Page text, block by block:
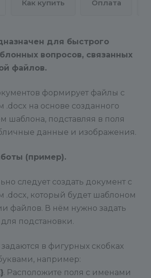
веб-сервер и
настроек через phpinfo -
Наши решения
сайтов/порталов с кодировкой
с версиями битрикса от 23.300.
по почте:
support/
93 Санкт-Петербург
на сайте разработчика
Как купить Оплата
для быстрого
вопросов, связанных
файлов.
формирует файлы с
на основе созданного
шаблона, подставляя в поля
данные и изображения.
(пример).
следует создать документ с
.docx, который будет шаблоном
файлов. В нём нужно задать
подстановки.
в фигурных скобках
например:
. Расположите поля с именами